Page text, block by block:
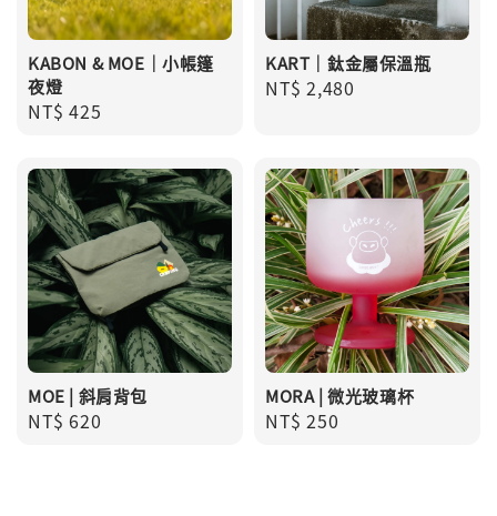
KABON & MOE｜小帳篷
夜燈
Regular
NT$ 425
KART｜鈦金屬保溫瓶
Regular
NT$ 2,480
MOE | 斜肩背包
Regular
NT$ 620
MORA | 微光玻璃杯
Regular
NT$ 250